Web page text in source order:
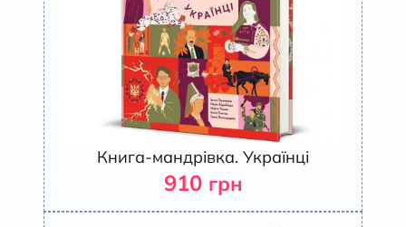
Книга-мандрівка. Українці
910 грн